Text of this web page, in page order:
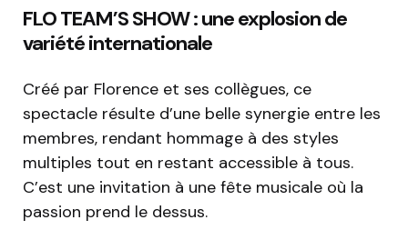
FLO TEAM’S SHOW : une explosion de
variété internationale
Créé par Florence et ses collègues, ce
spectacle résulte d’une belle synergie entre les
membres, rendant hommage à des styles
multiples tout en restant accessible à tous.
C’est une invitation à une fête musicale où la
passion prend le dessus.